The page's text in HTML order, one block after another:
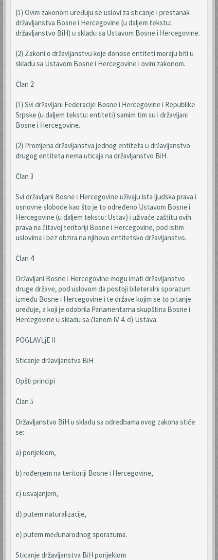
(1) Ovim zakonom uređuju se uslovi za sticanje i prestanak
državljanstva Bosne i Hercegovine (u daljem tekstu:
državljanstvo BiH) u skladu sa Ustavom Bosne i Hercegovine.
(2) Zakoni o državljanstvu koje donose entiteti moraju biti u
skladu sa Ustavom Bosne i Hercegovine i ovim zakonom.
Član 2
(1) Svi državljani Federacije Bosne i Hercegovine i Republike
Srpske (u daljem tekstu: entiteti) samim tim su i državljani
Bosne i Hercegovine.
(2) Promjena državljanstva jednog entiteta u državljanstvo
drugog entiteta nema uticaja na državljanstvo BiH.
Član 3
Svi državljani Bosne i Hercegovine uživaju ista ljudska prava i
osnovne slobode kao što je to određeno Ustavom Bosne i
Hercegovine (u daljem tekstu: Ustav) i uživaće zaštitu ovih
prava na čitavoj teritoriji Bosne i Hercegovine, pod istim
uslovima i bez obzira na njihovo entitetsko državljanstvo.
Član 4
Državljani Bosne i Hercegovine mogu imati državljanstvo
druge države, pod uslovom da postoji bileteralni sporazum
između Bosne i Hercegovine i te države kojim se to pitanje
uređuje, a koji je odobrila Parlamentarna skupština Bosne i
Hercegovine u skladu sa članom IV 4. d) Ustava.
POGLAVLjE II
Sticanje državljanstva BiH
Opšti principi
Član 5
Državljanstvo BiH u skladu sa odredbama ovog zakona stiče
se:
a) porijeklom,
b) rođenjem na teritoriji Bosne i Hercegovine,
c) usvajanjem,
d) putem naturalizacije,
e) putem međunarodnog sporazuma.
Sticanje državljanstva BiH porijeklom